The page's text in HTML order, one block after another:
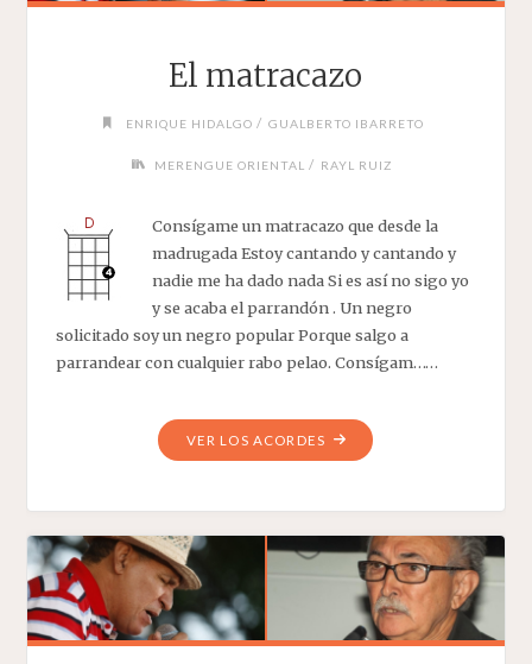
El matracazo
ENRIQUE HIDALGO / GUALBERTO IBARRETO
MERENGUE ORIENTAL / RAYL RUIZ
Consígame un matracazo que desde la
madrugada Estoy cantando y cantando y
nadie me ha dado nada Si es así no sigo yo
y se acaba el parrandón . Un negro
solicitado soy un negro popular Porque salgo a
parrandear con cualquier rabo pelao. Consígam……
VER LOS ACORDES"EL
MATRACAZO"